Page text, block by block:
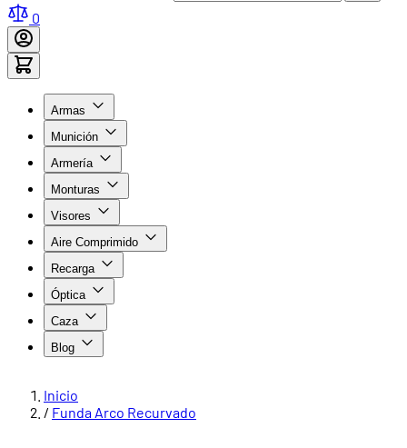
0
Armas
Munición
Armería
Monturas
Visores
Aire Comprimido
Recarga
Óptica
Caza
Blog
Inicio
/ Funda Arco Recurvado